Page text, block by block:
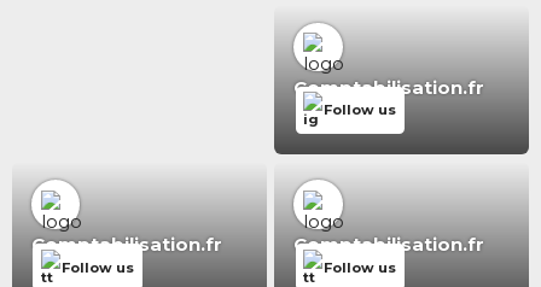
Comptabilisation.fr
Follow us
Comptabilisation.fr
Follow us
Comptabilisation.fr
Follow us